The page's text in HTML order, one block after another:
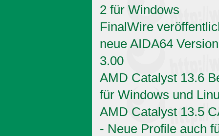
2 für Windows
FinalWire
neue AIDA64 Version
3.00
AMD Catalyst 13.6
für Windows und
AMD Catalyst 13.5
- Neue Profile auch